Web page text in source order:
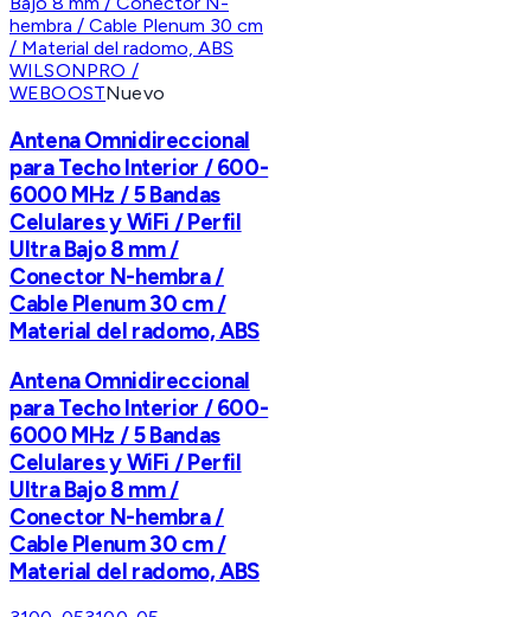
WILSONPRO /
WEBOOSTNuevo
Antena Omnidireccional
para Techo Interior / 600-
6000 MHz / 5 Bandas
Celulares y WiFi / Perfil
Ultra Bajo 8 mm /
Conector N-hembra /
Cable Plenum 30 cm /
Material del radomo, ABS
Antena Omnidireccional
para Techo Interior / 600-
6000 MHz / 5 Bandas
Celulares y WiFi / Perfil
Ultra Bajo 8 mm /
Conector N-hembra /
Cable Plenum 30 cm /
Material del radomo, ABS